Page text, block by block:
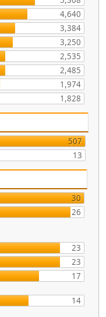
4,640
3,384
3,250
2,535
2,485
1,974
1,828
507
13
30
26
23
23
17
14